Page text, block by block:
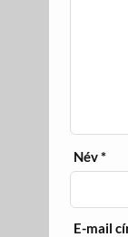
Név*
E-mail